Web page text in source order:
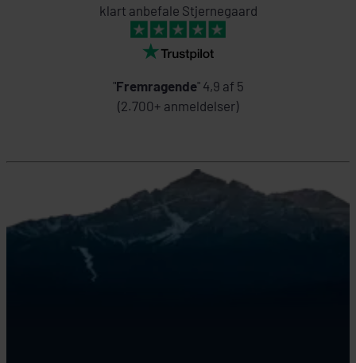
klart anbefale Stjernegaard
"Fremragende" 4,9 af 5
(2.700+ anmeldelser)